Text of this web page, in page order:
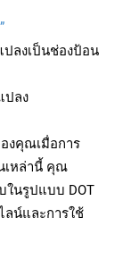
ลงเป็นช่องป้อน
ปลง
งคุณเมื่อการ
เหล่านี้ คุณ
ในรูปแบบ DOT
ลน์และการใช้